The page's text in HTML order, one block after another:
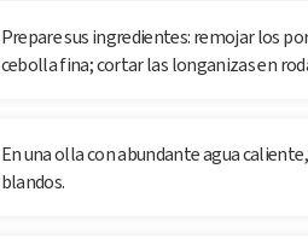
Prepare sus ingredientes: remojar los
cebolla fina; cortar las longanizas en
En una olla con abundante agua
blandos.